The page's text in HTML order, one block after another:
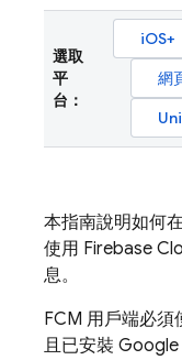
選取
平
台：
iOS+
網
本指南說明如何
使用 Firebase
息。
FCM 用戶端必須
且已安裝